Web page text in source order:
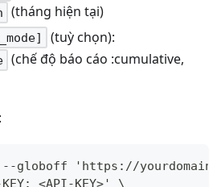
(tháng hiện tại)
(tuỳ chọn):
(chế độ báo cáo :cumulative,
:
'https://
<API-KEY>' \